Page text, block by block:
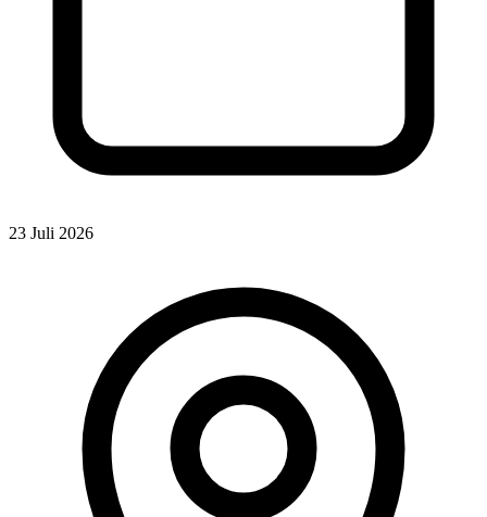
23 Juli 2026